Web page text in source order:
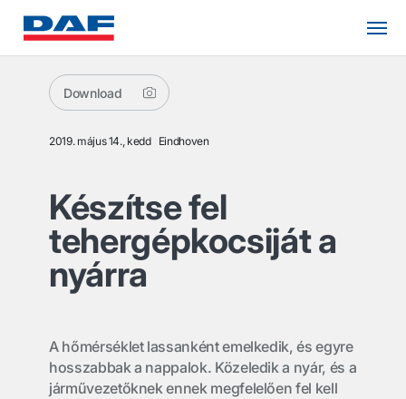
Download
2019. május 14., kedd Eindhoven
Készítse fel
tehergépkocsiját a
nyárra
A hőmérséklet lassanként emelkedik, és egyre
hosszabbak a nappalok. Közeledik a nyár, és a
járművezetőknek ennek megfelelően fel kell